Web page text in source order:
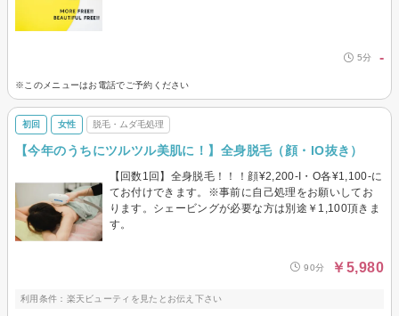
5分 -
※このメニューはお電話でご予約ください
初回 女性 脱毛・ムダ毛処理
【今年のうちにツルツル美肌に！】全身脱毛（顔・IO抜き）
【回数1回】全身脱毛！！！顔¥2,200-I・O各¥1,100-に
てお付けできます。※事前に自己処理をお願いしてお
ります。シェービングが必要な方は別途￥1,100頂きま
す。
90分 ￥5,980
利用条件：楽天ビューティを見たとお伝え下さい